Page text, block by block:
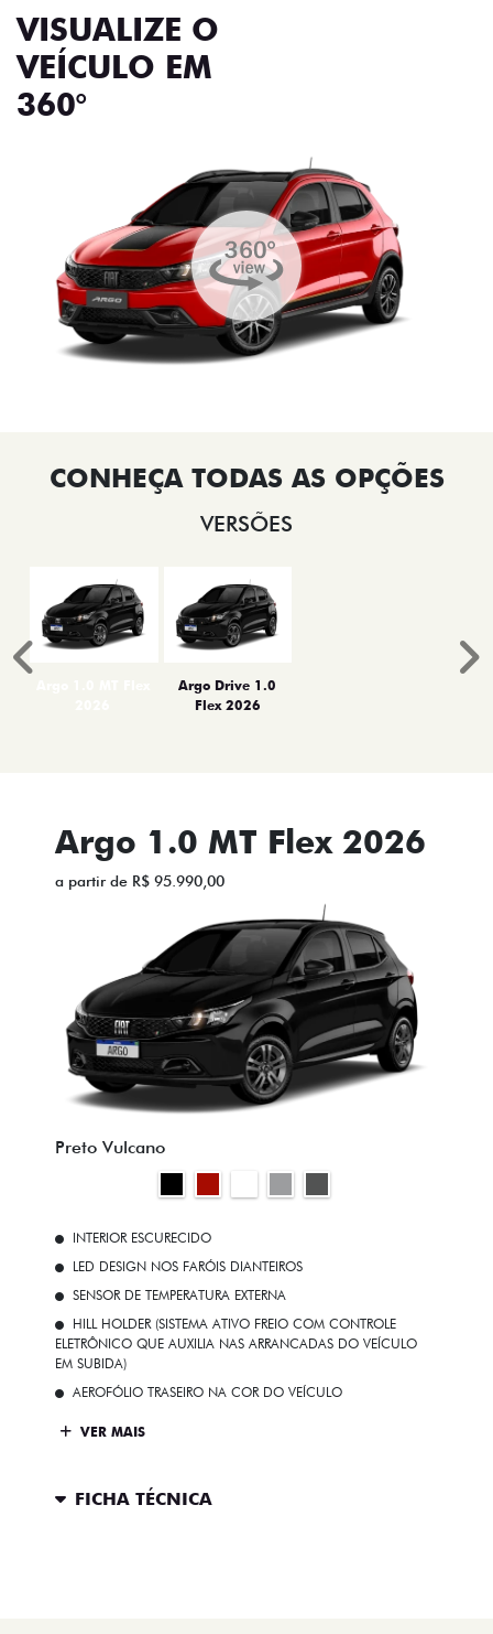
VISUALIZE O
VEÍCULO EM
360°
VERSÕES
Argo Drive 1.0
Flex 2026
Anterior
Argo 1.0 MT Flex 2026
a partir de R$ 95.990,00
Preto Vulcano
INTERIOR ESCURECIDO
LED DESIGN NOS FARÓIS DIANTEIROS
SENSOR DE TEMPERATURA EXTERNA
HILL HOLDER (SISTEMA ATIVO FREIO COM CONTROLE
ELETRÔNICO QUE AUXILIA NAS ARRANCADAS DO VEÍCULO
EM SUBIDA)
AEROFÓLIO TRASEIRO NA COR DO VEÍCULO
VER MAIS
FICHA TÉCNICA